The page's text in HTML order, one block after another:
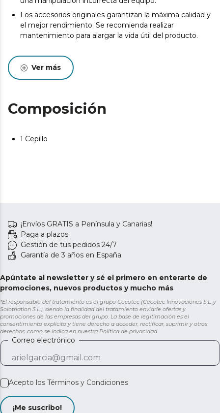
Los accesorios originales garantizan la máxima calidad y
el mejor rendimiento. Se recomienda realizar
mantenimiento para alargar la vida útil del producto.
Ver más
Composición
1 Cepillo
¡Envíos GRATIS a Península y Canarias!
Paga a plazos
Gestión de tus pedidos 24/7
Garantía de 3 años en España
Apúntate al newsletter y sé el primero en enterarte de
promociones, nuevos productos y mucho más
*El responsable del tratamiento es el grupo Cecotec (Cecotec Innovaciones S.L. y
Solotriatlon S.L.), siendo la finalidad del tratamiento enviarle ofertas y
promociones de las empresas del grupo. La base de legitimación es el
consentimiento explícito y tiene derecho a acceder, rectificar, suprimir y otros
derechos, como se indica en nuestra Política de privacidad
Correo electrónico
Acepto los Términos y Condiciones
¡Me suscribo!